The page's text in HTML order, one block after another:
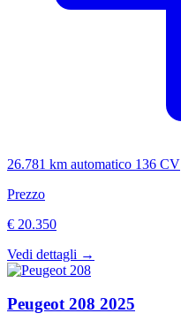
26.781 km automatico 136 CV
Prezzo
€ 20.350
Vedi dettagli →
Peugeot208 2025